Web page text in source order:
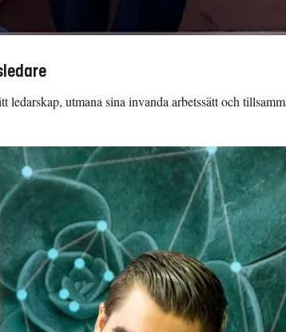
utmana sina invanda arbetssätt och